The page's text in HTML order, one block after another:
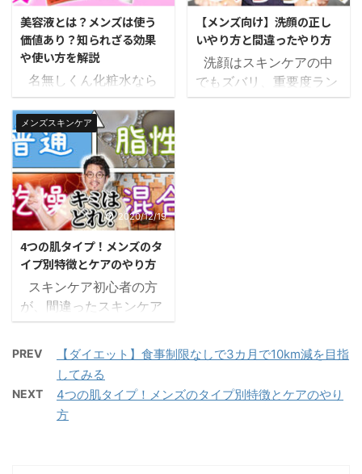
レビュー メーカーの受け
売り この辺りでしか良し
悪しを判断するものがな
いんです。 名無しくん
レビューは投稿者の主観
がほとんどだし、メーカ
ーはいいことしか言わな
いし、正直何を信じれば
いいかわかりません……
そうですよね。同じもの
を使っても、感じ方は人
それぞれですビヨケン &
...
ば、特に乾燥肌のメンズ
にとって最高の味方にな
ってくれます。 もちろん
乾燥肌以外の男性にもオ
ススメ！使った翌朝の肌
美容液とは？メンズは使う
価値あり？知られざる効果
や使い方を解説
名無しくん化粧水なら
聞いたことあるんですけ
ど美容液って何ですか？
スキンケアやメンズ美
容に興味をもちはじめた
メンズにとっては「美容
液」というのはあまり聞
きなれない言葉ですよ
ね。ビヨケン というこ
とで今日は 美容液とは何
なのか 美容液で得られる
効果 美容液の選び方 メ
ンズにとって意味はある
方 などなど詳しく話して
いきたいと思います。
僕が実際に使っている7
つの美容液のレビューも
【メンズ向け】洗顔の正し
いやり方と間違ったやり方
洗顔はスキンケアの中
でもズバリ、重要度ラン
キング第1位だと思って
顔なんですか？ 意外で
上級に重要です。 スキン
メンズスキンケア
2020/12/19
4つの肌タイプ！メンズのタ
イプ別特徴とケアのやり方
スキンケア初心者の方
が、間違ったスキンケア
化粧品を買ってしまわな
いための「肌タイプ」の
話をしたいと思います。
ビヨケン肌には4つのタ
イプがあるって知ってい
ましたか？ え!? 4つも
PREV
【ダイエット】食事制限なしで3カ月で10km減を目指
してみる
NEXT
4つの肌タイプ！メンズのタイプ別特徴とケアのやり
方